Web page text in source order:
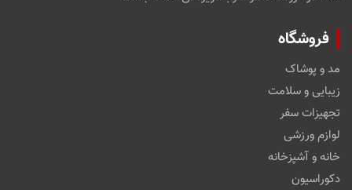
فروشگاه
مد و پوشاک
زیبایی و سلامت
تجهیزات سفر
لوازم ورزشی
خانه و آشپزخانه
دکوراسیون